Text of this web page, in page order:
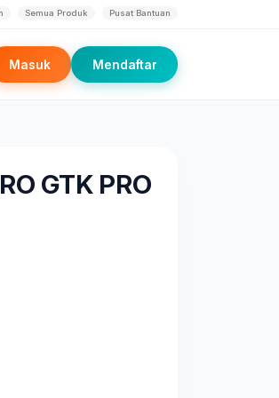
Semua Produk Pusat Bantuan
Masuk Mendaftar
GTK PRO